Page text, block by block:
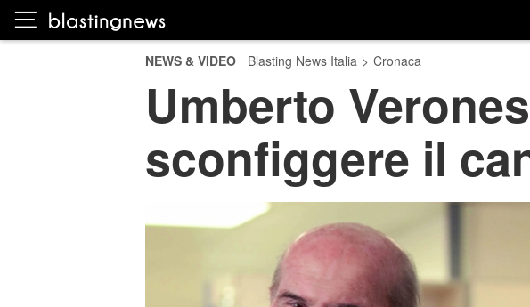
NEWS & VIDEO Blasting News Italia > Cronaca
Umberto
sconfiggere il